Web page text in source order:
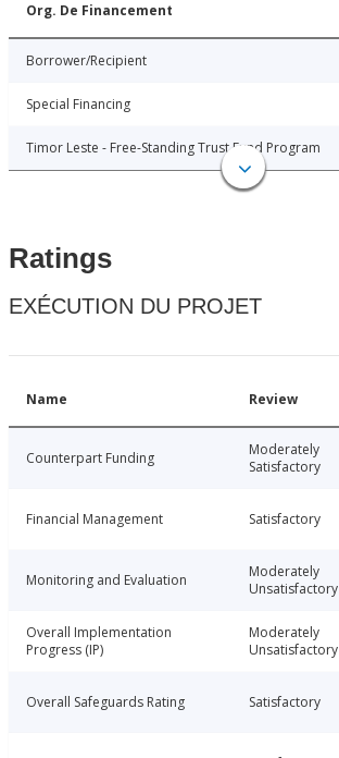
Org. De Financement
Borrower/Recipient
Special Financing
Timor Leste - Free-Standing Trust Fund Program
Ratings
EXÉCUTION DU PROJET
Name Review
Counterpart Funding
Moderately
Satisfactory
Financial Management Satisfactory
Monitoring and Evaluation
Moderately
Unsatisfactory
Overall Implementation
Progress (IP)
Moderately
Unsatisfactory
Overall Safeguards Rating Satisfactory